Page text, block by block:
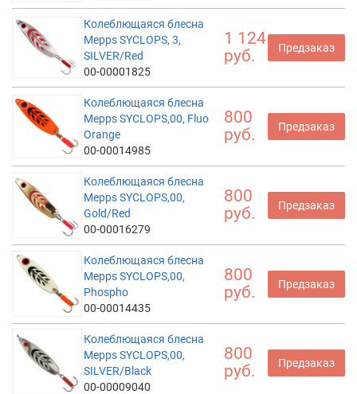
Колеблющаяся блесна
Mepps SYCLOPS, 3,
SILVER/Red
00-00001825
1 124
руб.
Предзаказ
Колеблющаяся блесна
Mepps SYCLOPS,00, Fluo
Orange
00-00014985
800
руб.
Предзаказ
Колеблющаяся блесна
Mepps SYCLOPS,00,
Gold/Red
00-00016279
800
руб.
Предзаказ
Колеблющаяся блесна
Mepps SYCLOPS,00,
Phospho
00-00014435
800
руб.
Предзаказ
Колеблющаяся блесна
Mepps SYCLOPS,00,
SILVER/Black
00-00009040
800
руб.
Предзаказ